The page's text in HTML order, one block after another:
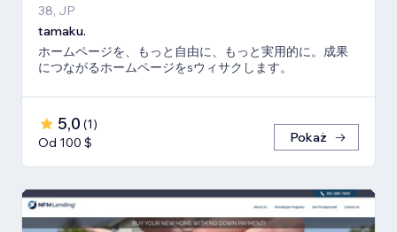
38, JP
tamaku.
ホームページを、もっと自由に、もっと実用的に。成果
につながるホームページをsウィサクします。
5,0 (1)
Od 100 $
Pokaż